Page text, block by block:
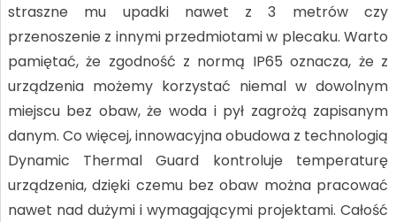
straszne mu upadki nawet z 3 metrów czy
przenoszenie z innymi przedmiotami w plecaku. Warto
pamiętać, że zgodność z normą IP65 oznacza, że z
urządzenia możemy korzystać niemal w dowolnym
miejscu bez obaw, że woda i pył zagrożą zapisanym
danym. Co więcej, innowacyjna obudowa z technologią
Dynamic Thermal Guard kontroluje temperaturę
urządzenia, dzięki czemu bez obaw można pracować
nawet nad dużymi i wymagającymi projektami. Całość